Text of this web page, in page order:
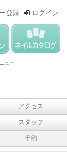
ログイン
登録
ュー
アクセス
スタッフ
予約